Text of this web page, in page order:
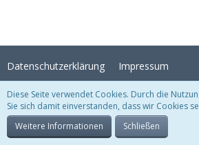
Datenschutzerklärung Impressum
Stil:Crystal Temptation , erstellt
Community-Software:
Diese Seite verwendet Cookies. Durch die
Sie sich damit einverstanden, dass wir Cookies
Weitere Informationen
Schließen